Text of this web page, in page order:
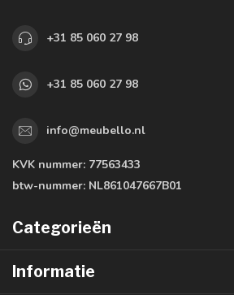
+31 85 060 27 98
+31 85 060 27 98
info@meubello.nl
KVK nummer: 77563433
btw-nummer: NL861047667B01
Categorieën
Informatie